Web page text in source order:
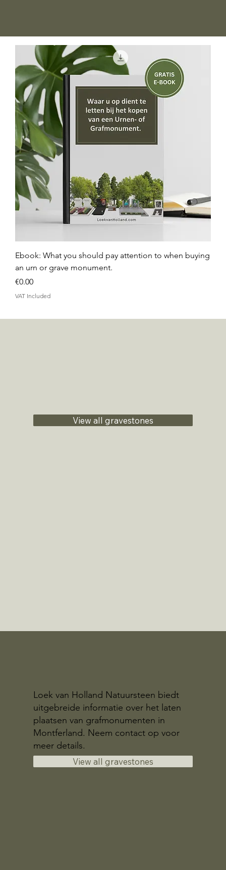
Ebook: What you should pay attention to when buying
an urn or grave monument.
Price
€0.00
VAT Included
View all gravestones
Loek van Holland Natuursteen biedt
uitgebreide informatie over het laten
plaatsen van grafmonumenten in
Montferland. Neem contact op voor
meer details.
View all gravestones